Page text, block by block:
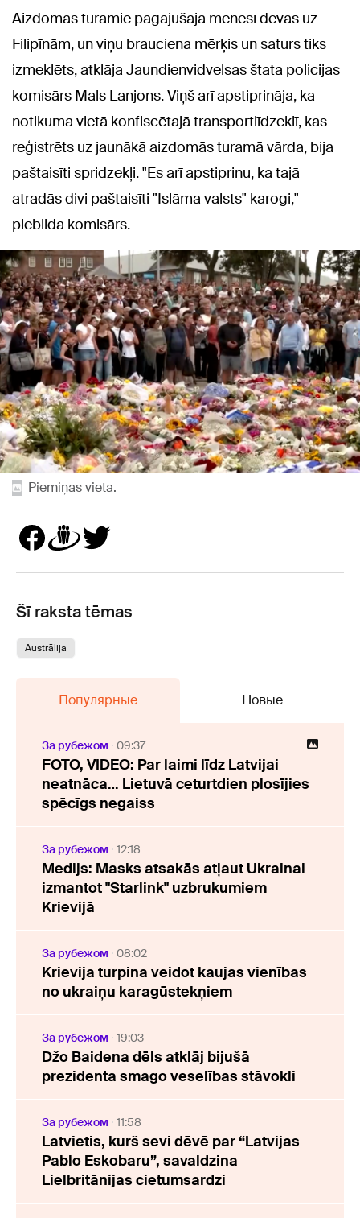
Aizdomās turamie pagājušajā mēnesī devās uz
Filipīnām, un viņu brauciena mērķis un saturs tiks
izmeklēts, atklāja Jaundienvidvelsas štata policijas
komisārs Mals Lanjons. Viņš arī apstiprināja, ka
notikuma vietā konfiscētajā transportlīdzeklī, kas
reģistrēts uz jaunākā aizdomās turamā vārda, bija
paštaisīti spridzekļi. "Es arī apstiprinu, ka tajā
atradās divi paštaisīti "Islāma valsts" karogi,"
piebilda komisārs.
Piemiņas vieta.
Šī raksta tēmas
Austrālija
Популярные Новые
За рубежом 09:37
FOTO, VIDEO: Par laimi līdz Latvijai
neatnāca… Lietuvā ceturtdien plosījies
spēcīgs negaiss
За рубежом 12:18
Medijs: Masks atsakās atļaut Ukrainai
izmantot "Starlink" uzbrukumiem
Krievijā
За рубежом 08:02
Krievija turpina veidot kaujas vienības
no ukraiņu karagūstekņiem
За рубежом 19:03
Džo Baidena dēls atklāj bijušā
prezidenta smago veselības stāvokli
За рубежом 11:58
Latvietis, kurš sevi dēvē par “Latvijas
Pablo Eskobaru”, savaldzina
Lielbritānijas cietumsardzi